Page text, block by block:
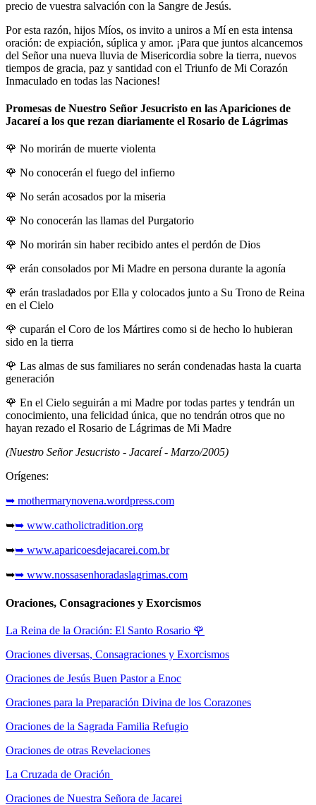
precio de vuestra salvación con la Sangre de Jesús.
Por esta razón, hijos Míos, os invito a uniros a Mí en esta intensa
oración: de expiación, súplica y amor. ¡Para que juntos alcancemos
del Señor una nueva lluvia de Misericordia sobre la tierra, nuevos
tiempos de gracia, paz y santidad con el Triunfo de Mi Corazón
Inmaculado en todas las Naciones!
Promesas de Nuestro Señor Jesucristo en las Apariciones de
Jacareí a los que rezan diariamente el Rosario de Lágrimas
🌹 No morirán de muerte violenta
🌹 No conocerán el fuego del infierno
🌹 No serán acosados por la miseria
🌹 No conocerán las llamas del Purgatorio
🌹 No morirán sin haber recibido antes el perdón de Dios
🌹 erán consolados por Mi Madre en persona durante la agonía
🌹 erán trasladados por Ella y colocados junto a Su Trono de Reina
en el Cielo
🌹 cuparán el Coro de los Mártires como si de hecho lo hubieran
sido en la tierra
🌹 Las almas de sus familiares no serán condenadas hasta la cuarta
generación
🌹 En el Cielo seguirán a mi Madre por todas partes y tendrán un
conocimiento, una felicidad única, que no tendrán otros que no
hayan rezado el Rosario de Lágrimas de Mi Madre
(Nuestro Señor Jesucristo - Jacareí - Marzo/2005)
Orígenes:
➥ mothermarynovena.wordpress.com
➥➥ www.catholictradition.org
➥➥ www.aparicoesdejacarei.com.br
➥➥ www.nossasenhoradaslagrimas.com
Oraciones, Consagraciones y Exorcismos
La Reina de la Oración: El Santo Rosario 🌹
Oraciones diversas, Consagraciones y Exorcismos
Oraciones de Jesús Buen Pastor a Enoc
Oraciones para la Preparación Divina de los Corazones
Oraciones de la Sagrada Familia Refugio
Oraciones de otras Revelaciones
La Cruzada de Oración
Oraciones de Nuestra Señora de Jacarei